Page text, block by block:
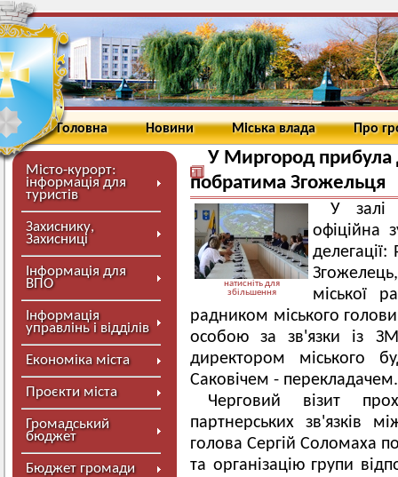
Головна Новини Міська влада Про
Місто-курорт:
інформація для
туристів
Захиснику,
Захисниці
Інформація для
ВПО
Інформація
управлінь і відділів
Економіка міста
Проєкти міста
Громадський
бюджет
Бюджет громади
У Миргород прибула
побратима Згожельця
натисніть для
збільшення
У залі
офіційна
міської
радником міського
особою за зв'язки із
директором міського
Саковічем - перекладачем.
Черговий візит
партнерських зв'язків
голова Сергій Соломаха
та організацію групи